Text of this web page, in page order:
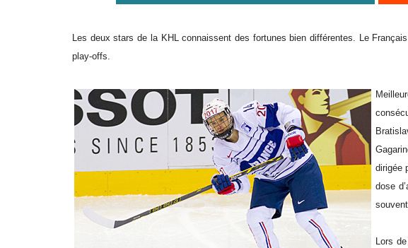
Les deux stars de la KHL connaissent des fortunes bien différentes. Le
play-offs.
dirigée
dose
Lors